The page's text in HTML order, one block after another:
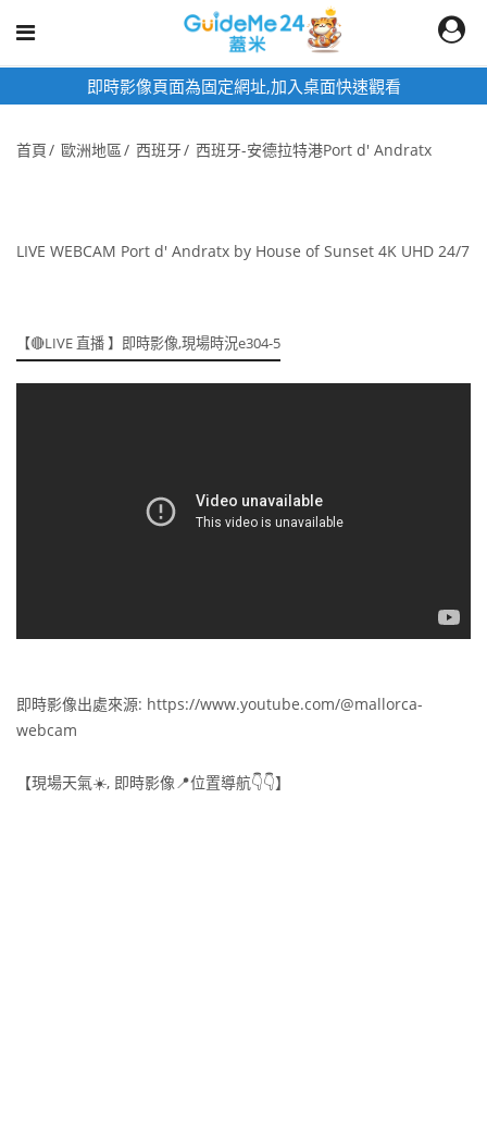
即時影像頁面為固定網址,加入桌面快速觀看
首頁 歐洲地區 西班牙 西班牙-安德拉特港Port d' Andratx
LIVE WEBCAM Port d' Andratx by House of Sunset 4K UHD 24/7
【🔴LIVE 直播 】即時影像,現場時況e304-5
即時影像出處來源: https://www.youtube.com/@mallorca-
webcam
【現場天氣☀️, 即時影像📍位置導航👇👇】